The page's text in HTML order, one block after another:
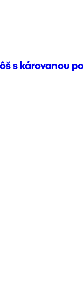
s károvanou